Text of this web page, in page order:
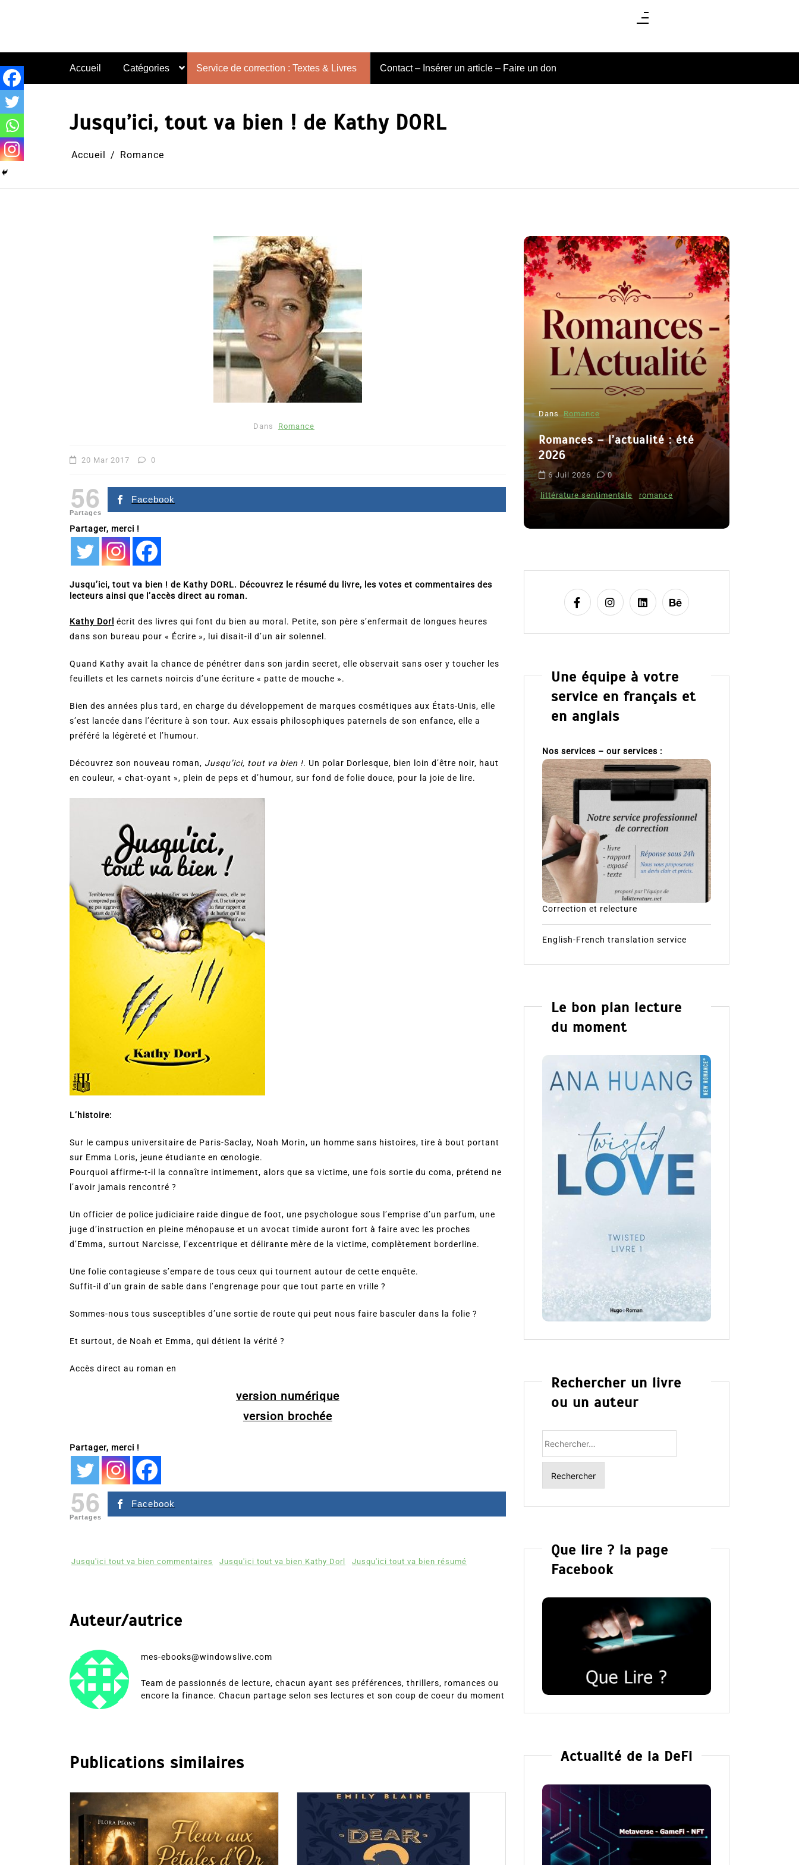
Accueil Catégories Service de correction : Textes & Livres Contact – Insérer un article – Faire un don
Jusqu’ici, tout va bien ! de Kathy DORL
Accueil Romance
Dans Romance
20 Mar 2017 0
56
Partages
Facebook
Partager, merci !
Jusqu’ici, tout va bien ! de Kathy DORL. Découvrez le résumé du livre, les votes et commentaires des
lecteurs ainsi que l’accès direct au roman.
Kathy Dorl écrit des livres qui font du bien au moral. Petite, son père s’enfermait de longues heures
dans son bureau pour « Écrire », lui disait-il d’un air solennel.
Quand Kathy avait la chance de pénétrer dans son jardin secret, elle observait sans oser y toucher les
feuillets et les carnets noircis d’une écriture « patte de mouche ».
Bien des années plus tard, en charge du développement de marques cosmétiques aux États-Unis, elle
s’est lancée dans l’écriture à son tour. Aux essais philosophiques paternels de son enfance, elle a
préféré la légèreté et l’humour.
Découvrez son nouveau roman, Jusqu’ici, tout va bien !. Un polar Dorlesque, bien loin d’être noir, haut
en couleur, « chat-oyant », plein de peps et d’humour, sur fond de folie douce, pour la joie de lire.
L’histoire:
Sur le campus universitaire de Paris-Saclay, Noah Morin, un homme sans histoires, tire à bout portant
sur Emma Loris, jeune étudiante en œnologie.
Pourquoi affirme-t-il la connaître intimement, alors que sa victime, une fois sortie du coma, prétend ne
l’avoir jamais rencontré ?
Un officier de police judiciaire raide dingue de foot, une psychologue sous l’emprise d’un parfum, une
juge d’instruction en pleine ménopause et un avocat timide auront fort à faire avec les proches
d’Emma, surtout Narcisse, l’excentrique et délirante mère de la victime, complètement borderline.
Une folie contagieuse s’empare de tous ceux qui tournent autour de cette enquête.
Suffit-il d’un grain de sable dans l’engrenage pour que tout parte en vrille ?
Sommes-nous tous susceptibles d’une sortie de route qui peut nous faire basculer dans la folie ?
Et surtout, de Noah et Emma, qui détient la vérité ?
Accès direct au roman en
version numérique
version brochée
Partager, merci !
56
Partages
Facebook
Jusqu'ici tout va bien commentaires Jusqu'ici tout va bien Kathy Dorl Jusqu'ici tout va bien résumé
Auteur/autrice
mes-ebooks@windowslive.com
Team de passionnés de lecture, chacun ayant ses préférences, thrillers, romances ou
encore la finance. Chacun partage selon ses lectures et son coup de coeur du moment
Publications similaires
2026
littérature sentimentale
de Clara Delcourt
Dans Romance
Romances – l’actualité : été
2026
6 Juil 2026 0
littérature sentimentale romance
Une équipe à votre
service en français et
en anglais
Nos services – our services :
Correction et relecture
English-French translation service
Le bon plan lecture
du moment
Rechercher un livre
ou un auteur
Que lire ? la page
Facebook
Actualité de la DeFi